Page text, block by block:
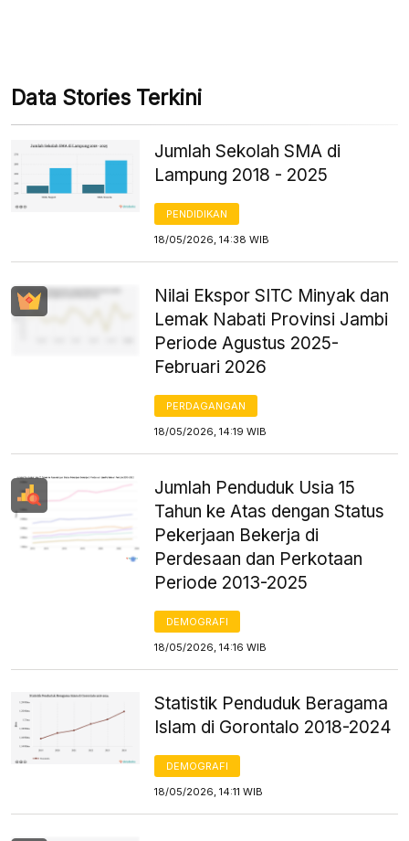
Data Stories Terkini
Jumlah Sekolah SMA di
Lampung 2018 - 2025
PENDIDIKAN
18/05/2026, 14:38 WIB
Nilai Ekspor SITC Minyak dan
Lemak Nabati Provinsi Jambi
Periode Agustus 2025-
Februari 2026
PERDAGANGAN
18/05/2026, 14:19 WIB
Jumlah Penduduk Usia 15
Tahun ke Atas dengan Status
Pekerjaan Bekerja di
Perdesaan dan Perkotaan
Periode 2013-2025
DEMOGRAFI
18/05/2026, 14:16 WIB
Statistik Penduduk Beragama
Islam di Gorontalo 2018-2024
DEMOGRAFI
18/05/2026, 14:11 WIB